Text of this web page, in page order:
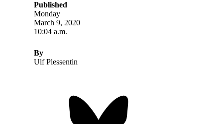
Published
Monday
March 9, 2020
10:04 a.m.
By
Ulf Plessentin